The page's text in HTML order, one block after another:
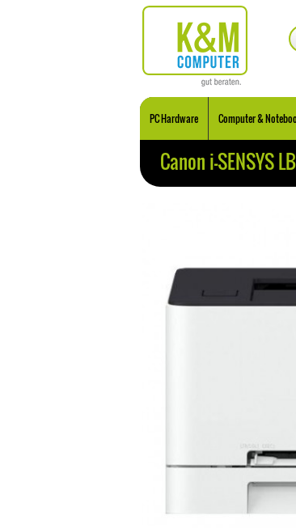
PC Hardware Computer &
Canon i-SENSYS